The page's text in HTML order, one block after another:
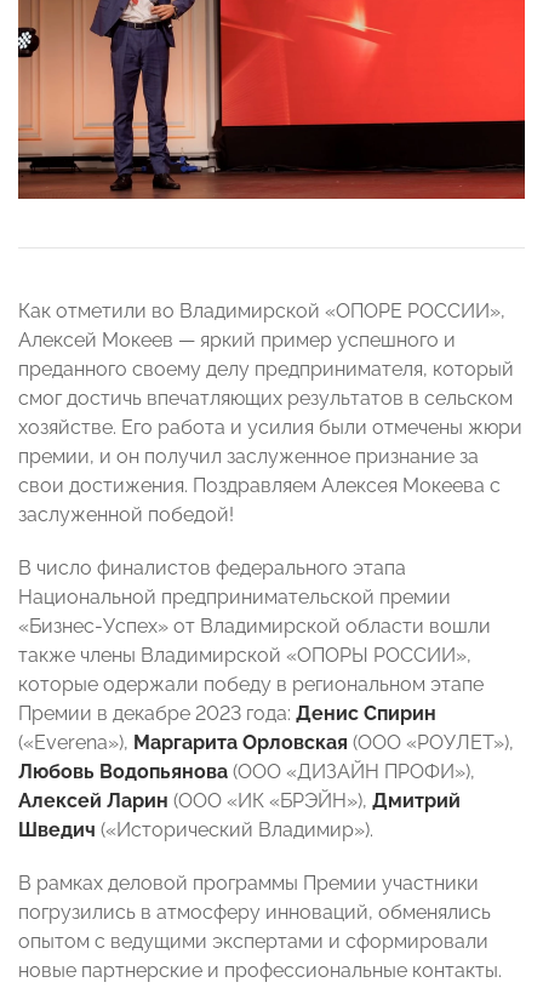
Как отметили во Владимирской «ОПОРЕ РОССИИ»,
Алексей Мокеев — яркий пример успешного и
преданного своему делу предпринимателя, который
смог достичь впечатляющих результатов в сельском
хозяйстве. Его работа и усилия были отмечены жюри
премии, и он получил заслуженное признание за
свои достижения. Поздравляем Алексея Мокеева с
заслуженной победой!
В число финалистов федерального этапа
Национальной предпринимательской премии
«Бизнес-Успех» от Владимирской области вошли
также члены Владимирской «ОПОРЫ РОССИИ»,
которые одержали победу в региональном этапе
Премии в декабре 2023 года: Денис Спирин
(«Everena»), Маргарита Орловская (ООО «РОУЛЕТ»),
Любовь Водопьянова (ООО «ДИЗАЙН ПРОФИ»),
Алексей Ларин (ООО «ИК «БРЭЙН»), Дмитрий
Шведич («Исторический Владимир»).
В рамках деловой программы Премии участники
погрузились в атмосферу инноваций, обменялись
опытом с ведущими экспертами и сформировали
новые партнерские и профессиональные контакты.